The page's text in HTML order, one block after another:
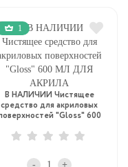
1
В НАЛИЧИИ Чистящее
средство для акриловых
"Gloss" 600
- +